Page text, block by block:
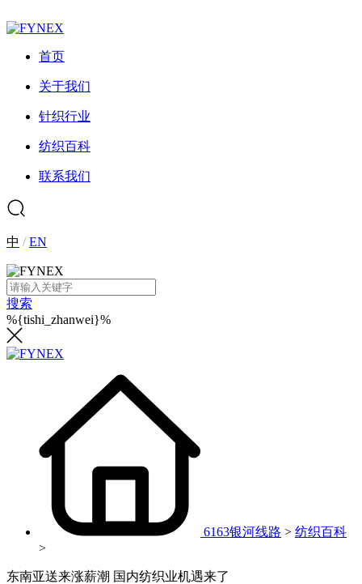
首页
关于我们
针织行业
纺织百科
联系我们
中 /EN
搜索
%{tishi_zhanwei}%
6163银河线路 > 纺织百科
>
东南亚送来涨薪潮 国内纺织业机遇来了